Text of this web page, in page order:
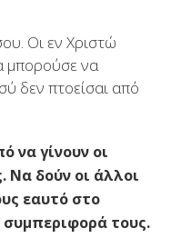
Οι εν Χριστώ
μπορούσε να
δεν πτοείσαι από
να γίνουν οι
Να δούν οι άλλοι
εαυτό στο
συμπεριφορά τους.